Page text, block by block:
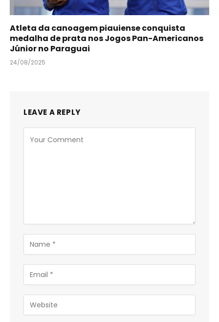
Atleta da canoagem piauiense conquista
medalha de prata nos Jogos Pan-Americanos
Júnior no Paraguai
24/08/2025
LEAVE A REPLY